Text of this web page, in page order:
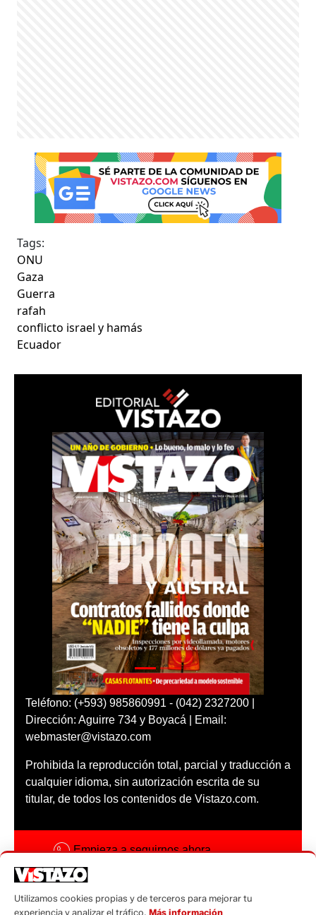
Tags:
ONU
Gaza
Guerra
rafah
conflicto israel y hamás
Ecuador
Teléfono: (+593) 985860991 - (042) 2327200 |
Dirección: Aguirre 734 y Boyacá | Email:
webmaster@vistazo.com
Prohibida la reproducción total, parcial y traducción a
cualquier idioma, sin autorización escrita de su
titular, de todos los contenidos de Vistazo.com.
Empieza a seguirnos ahora
Código ética
Utilizamos cookies propias y de terceros para mejorar tu
experiencia y analizar el tráfico. Más información